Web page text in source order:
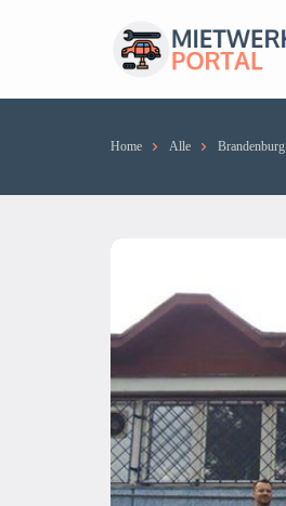
Home Alle Brandenburg